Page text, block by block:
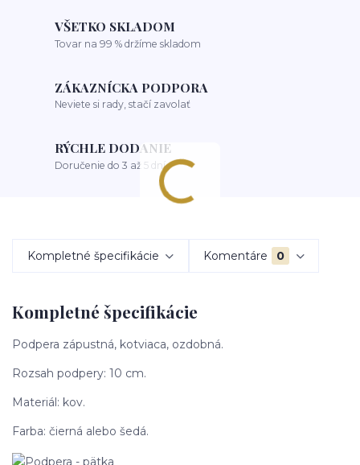
VŠETKO SKLADOM
Tovar na 99 % držíme skladom
ZÁKAZNÍCKA PODPORA
Neviete si rady, stačí zavolať
RÝCHLE DODANIE
Doručenie do 3 až 5 dní
Kompletné špecifikácie Komentáre 0
Kompletné špecifikácie
Podpera zápustná, kotviaca, ozdobná.
Rozsah podpery: 10 cm.
Materiál: kov.
Farba: čierná alebo šedá.